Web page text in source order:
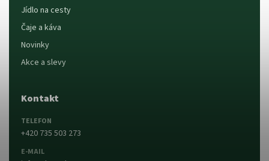
Jídlo na cesty
Čaje a káva
Novinky
Akce a slevy
Kontakt
TELEFON
+420 735 503 273
E-MAIL